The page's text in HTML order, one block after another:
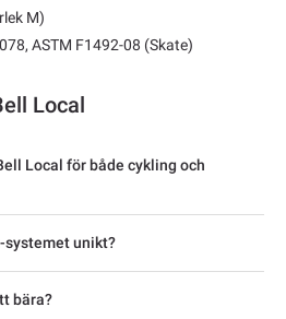
M)
ASTM F1492-08 (Skate)
Local
Local för både cykling och
systemet unikt?
bära?